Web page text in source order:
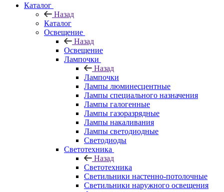
Каталог
Назад
Каталог
Освещение
Назад
Освещение
Лампочки
Назад
Лампочки
Лампы люминесцентные
Лампы специального назначения
Лампы галогенные
Лампы газоразрядные
Лампы накаливания
Лампы светодиодные
Светодиоды
Светотехника
Назад
Светотехника
Светильники настенно-потолочные
Светильники наружного освещения